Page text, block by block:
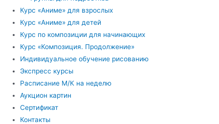
Курс «Аниме» для взрослых
Курс «Аниме» для детей
Курс по композиции для начинающих
Курс «Композиция. Продолжение»
Индивидуальное обучение рисованию
Экспресс курсы
Расписание М/К на неделю
Аукцион картин
Сертификат
Контакты